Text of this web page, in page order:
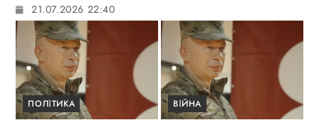
21.07.2026 22:40
ПОЛІТИКА ВІЙНА